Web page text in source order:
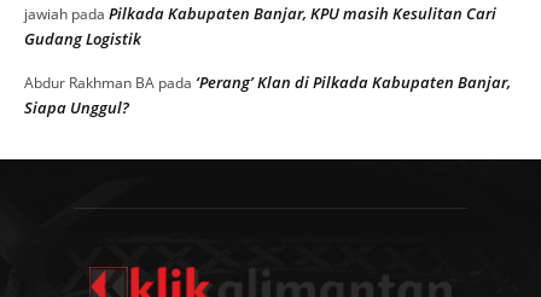
jawiah pada Pilkada Kabupaten Banjar, KPU masih Kesulitan Cari
Gudang Logistik
Abdur Rakhman BA pada ‘Perang’ Klan di Pilkada Kabupaten Banjar,
Siapa Unggul?